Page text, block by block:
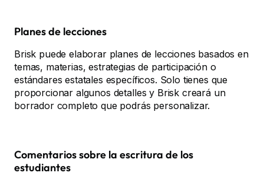
Planes de lecciones
Brisk puede elaborar planes de lecciones basados en
temas, materias, estrategias de participación o
estándares estatales específicos. Solo tienes que
proporcionar algunos detalles y Brisk creará un
borrador completo que podrás personalizar.
Comentarios sobre la escritura de los
estudiantes